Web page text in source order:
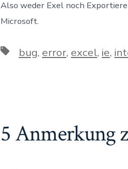
Also weder Exel noch
Microsoft.
Schlagwörter
bug, error, excel, ie,
5 Anmerkung